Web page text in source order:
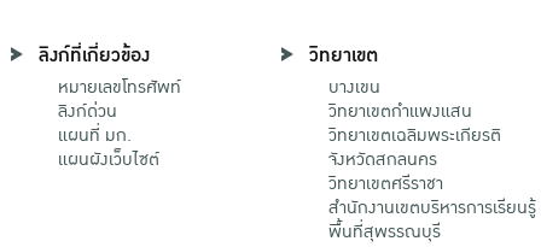
ลิงก์ที่เกี่ยวข้อง
หมายเลขโทรศัพท์
ลิงก์ด่วน
แผนที่ มก.
แผนผังเว็บไซต์
วิทยาเขต
บางเขน
วิทยาเขตกําแพงแสน
วิทยาเขตเฉลิมพระเกียรติ
จังหวัดสกลนคร
วิทยาเขตศรีราชา
สำนักงานเขตบริหารการเรียนรู้
พื้นที่สุพรรณบุรี